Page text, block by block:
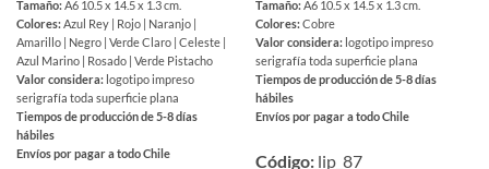
Tamaño:A6 10.5 x 14.5 x 1.3 cm.
Colores:Azul Rey | Rojo | Naranjo |
Amarillo | Negro | Verde Claro | Celeste |
Azul Marino | Rosado | Verde Pistacho
Valor considera: logotipo impreso
serigrafía toda superficie plana
Tiempos de producción de 5-8 días
hábiles
Envíos por pagar a todo Chile
Tamaño:A6 10.5 x 14.5 x 1.3 cm.
Colores:Cobre
Valor considera: logotipo impreso
serigrafía toda superficie plana
Tiempos de producción de 5-8 días
hábiles
Envíos por pagar a todo Chile
producto
Código: lip_87